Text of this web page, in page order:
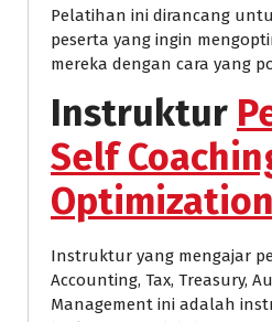
Pelatihan ini dirancang
peserta yang ingin
mereka dengan cara yang
Instruktur
Self
Optimization
Instruktur yang mengajar
Accounting, Tax, Treasury,
Management ini adalah